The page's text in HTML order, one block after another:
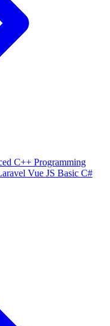
C++ Programming
Vue JS Basic C#